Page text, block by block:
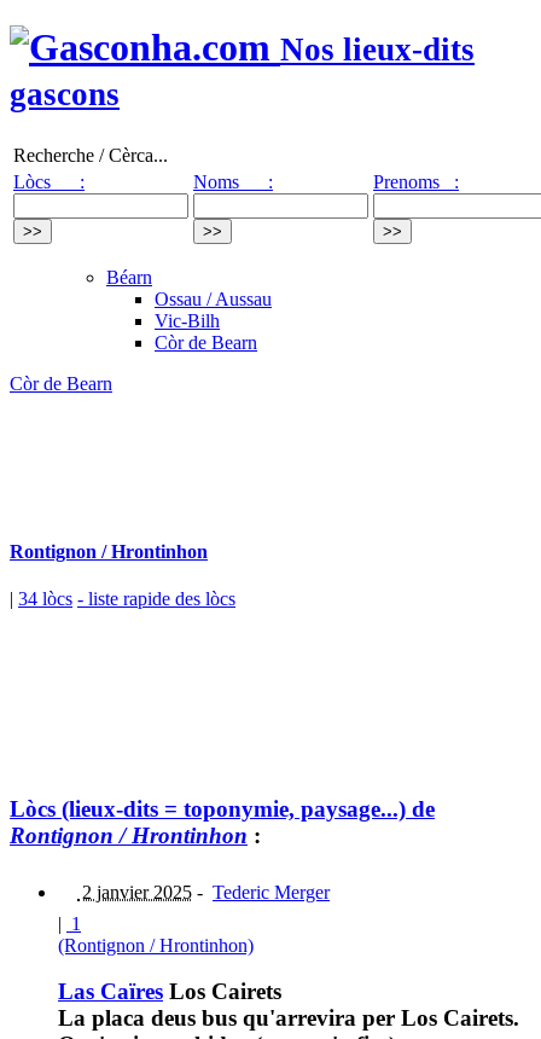
Nos lieux-dits
gascons
Recherche / Cèrca...
Lòcs :
Noms : Prenoms :
Béarn
Ossau / Aussau
Vic-Bilh
Còr de Bearn
Còr de Bearn
Rontignon / Hrontinhon
| 34 lòcs - liste rapide des lòcs
Lòcs (lieux-dits = toponymie, paysage...) de
Rontignon / Hrontinhon :
2 janvier 2025 - Tederic Merger
| 1
(Rontignon / Hrontinhon)
Las Caïres Los Cairets
La placa deus bus qu'arrevira per Los Cairets.